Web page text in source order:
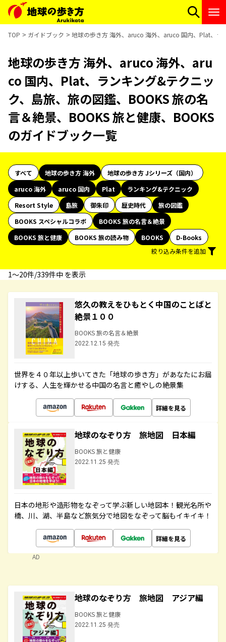
TOP ガイドブック 地球の歩き方 海外、aruco 海外、aruco 国内、Plat、ラ
地球の歩き方 海外、aruco 海外、aru
co 国内、Plat、ランキング&テクニッ
ク、島旅、旅の図鑑、BOOKS 旅の名
言＆絶景、BOOKS 旅と健康、BOOKS
のガイドブック一覧
すべて 地球の歩き方 海外
地球の歩き方 Jシリーズ（国内）
aruco 海外
aruco 国内 Plat
ランキング&テクニック
Resort Style
島旅 御朱印 歴史時代
旅の図鑑
BOOKS スペシャルコラボ
BOOKS 旅の名言＆絶景
BOOKS 旅と健康
BOOKS 旅の読み物 BOOKS
D-Books
絞り込み条件を追加
1〜20件/339件中 を表示
悠久の教えをひもとく中国のことばと
絶景１００
BOOKS 旅の名言＆絶景
2022.12.15 発売
世界を４０年以上歩いてきた「地球の歩き方」があなたにお届
けする、人生を輝かせる中国の名言と癒やしの絶景集
詳細を見る
地球のなぞり方 旅地図 日本編
BOOKS 旅と健康
2022.11.25 発売
日本の地形や造形物をなぞって学ぶ新しい地図本！観光名所や
橋、川、湖、半島など旅気分で地図をなぞって脳もイキイキ！
詳細を見る
AD
地球のなぞり方 旅地図 アジア編
BOOKS 旅と健康
2022.11.25 発売